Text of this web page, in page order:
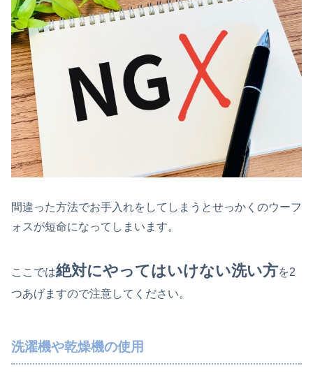
間違った方法でお手入れをしてしまうとせっかくのウーフ
ォスが短命になってしまいます。
ここでは絶対にやってはいけない洗い方を2
つあげますので注意してください。
洗濯機や乾燥機の使用